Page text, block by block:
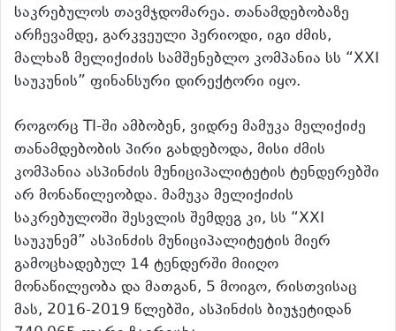
საკრებულოს თავმჯდომარეა. თანამდებობაზე
არჩევამდე, გარკვეული პერიოდი, იგი ძმის,
მალხაზ მელიქიძის სამშენებლო კომპანია სს “XXI
საუკუნის” ფინანსური დირექტორი იყო.
როგორც TI-ში ამბობენ, ვიდრე მამუკა მელიქიძე
თანამდებობის პირი გახდებოდა, მისი ძმის
კომპანია ასპინძის მუნიციპალიტეტის ტენდერებში
არ მონაწილეობდა. მამუკა მელიქიძის
საკრებულოში შესვლის შემდეგ კი, სს “XXI
საუკუნემ” ასპინძის მუნიციპალიტეტის მიერ
გამოცხადებულ 14 ტენდერში მიიღო
მონაწილეობა და მათგან, 5 მოიგო, რისთვისაც
მას, 2016-2019 წლებში, ასპინძის ბიუჯეტიდან